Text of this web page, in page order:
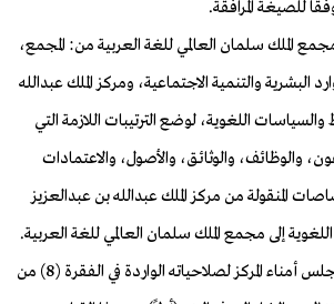
للصيغة المرافقة.
الملك سلمان العالمي للغة العربية من: المجمع،
البشرية والتنمية الاجتماعية، ومركز الملك عبدالله
اللغوية، لوضع الترتيبات اللازمة التي
والوظائف، والوثائق، والأصول، والاعتمادات
المنقولة من مركز الملك عبدالله بن عبدالعزيز
إلى مجمع الملك سلمان العالمي للغة العربية.
ثالثاً: تكون ممارسة مجلس أمناء المركز لصلاحياته الواردة في الفقرة (8) من